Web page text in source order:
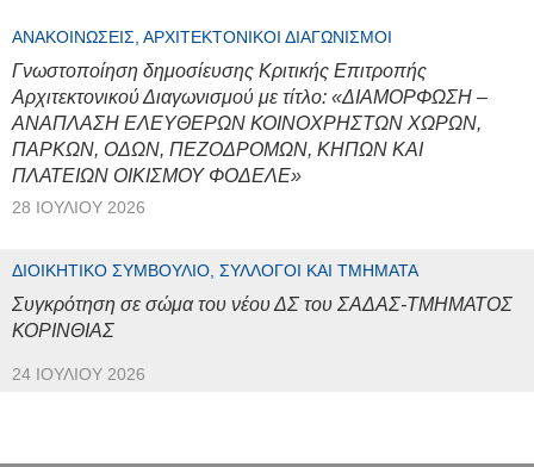
ΑΝΑΚΟΙΝΏΣΕΙΣ, ΑΡΧΙΤΕΚΤΟΝΙΚΟΊ ΔΙΑΓΩΝΙΣΜΟΊ
Γνωστοποίηση δημοσίευσης Κριτικής Επιτροπής
Αρχιτεκτονικού Διαγωνισμού με τίτλο: «ΔΙΑΜΟΡΦΩΣΗ –
ΑΝΑΠΛΑΣΗ ΕΛΕΥΘΕΡΩΝ ΚΟΙΝΟΧΡΗΣΤΩΝ ΧΩΡΩΝ,
ΠΑΡΚΩΝ, ΟΔΩΝ, ΠΕΖΟΔΡΟΜΩΝ, ΚΗΠΩΝ ΚΑΙ
ΠΛΑΤΕΙΩΝ ΟΙΚΙΣΜΟΥ ΦΟΔΕΛΕ»
28 ΙΟΥΛΊΟΥ 2026
ΔΙΟΙΚΗΤΙΚΌ ΣΥΜΒΟΎΛΙΟ, ΣΎΛΛΟΓΟΙ ΚΑΙ ΤΜΉΜΑΤΑ
Συγκρότηση σε σώμα του νέου ΔΣ του ΣΑΔΑΣ-ΤΜΗΜΑΤΟΣ
ΚΟΡΙΝΘΙΑΣ
24 ΙΟΥΛΊΟΥ 2026